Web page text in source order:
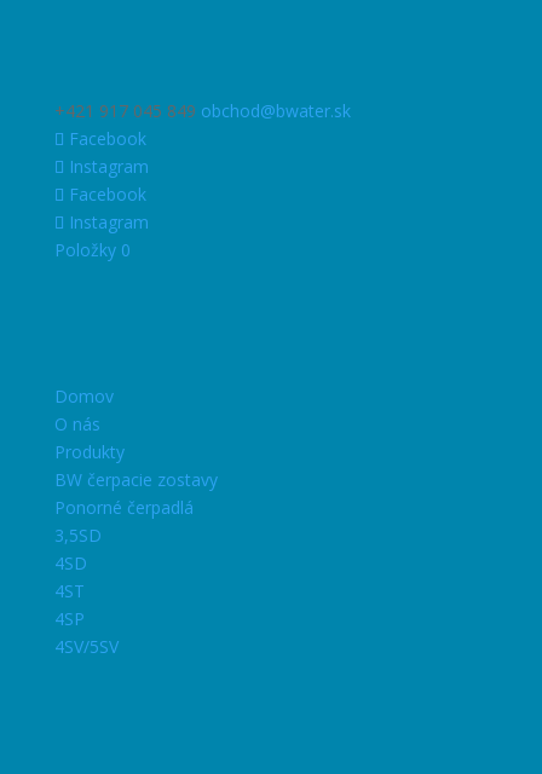
+421 917 045 849 obchod@bwater.sk
Facebook
Instagram
Facebook
Instagram
Položky 0
Domov
O nás
Produkty
BW čerpacie zostavy
Ponorné čerpadlá
3,5SD
4SD
4ST
4SP
4SV/5SV